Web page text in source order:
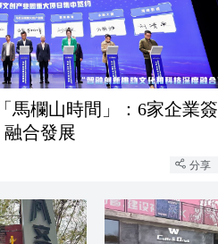
馬欄山時間」：6家企業簽
合發展
分享